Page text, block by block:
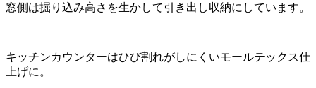
窓側は掘り込み高さを生かして引き出し収納にしています。
キッチンカウンターはひび割れがしにくいモールテックス仕
上げに。